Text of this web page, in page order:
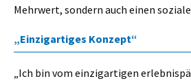
Mehrwert, sondern auch einen
„Einzigartiges Konzept“
„Ich bin vom einzigartigen